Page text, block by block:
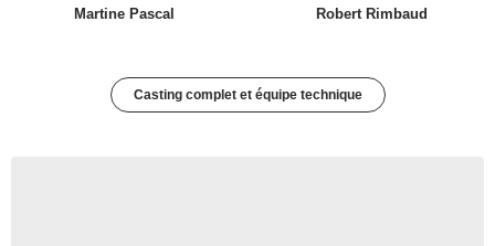
Martine Pascal Robert Rimbaud
Casting complet et équipe technique